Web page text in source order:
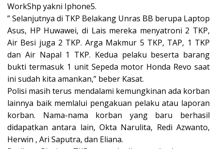
WorkShp yakni Iphone5.
” Selanjutnya di TKP Belakang Unras BB berupa Laptop
Asus, HP Huwawei, di Lais mereka menyatroni 2 TKP,
Air Besi juga 2 TKP. Arga Makmur 5 TKP, TAP, 1 TKP
dan Air Napal 1 TKP. Kedua pelaku beserta barang
bukti termasuk 1 unit Sepeda motor Honda Revo saat
ini sudah kita amankan,” beber Kasat.
Polisi masih terus mendalami kemungkinan ada korban
lainnya baik memlalui pengakuan pelaku atau laporan
korban. Nama-nama korban yang baru berhasil
didapatkan antara lain, Okta Narulita, Redi Azwanto,
Herwin , Ari Saputra, dan Eliana.